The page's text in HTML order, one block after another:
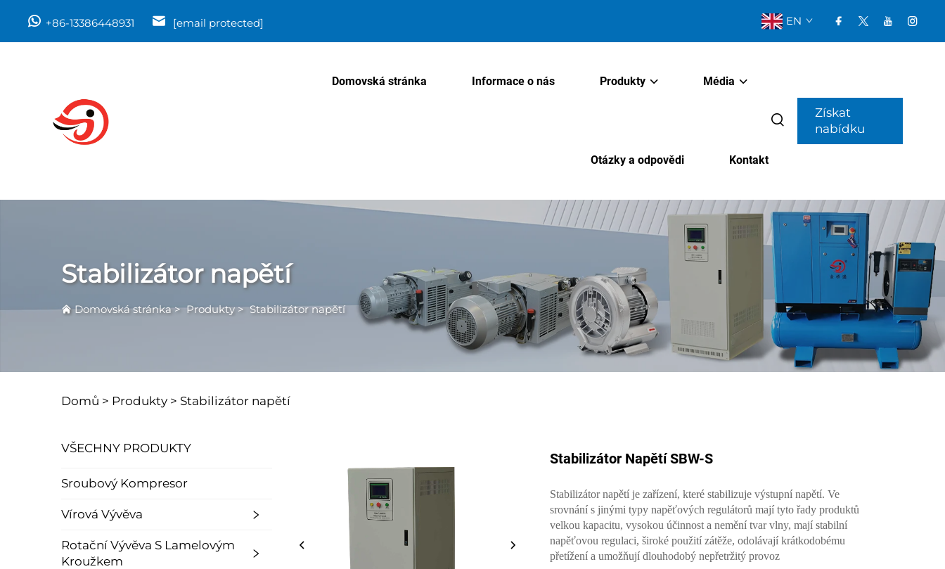
+86-13386448931 [email protected] EN
Domovská stránka Informace o nás Produkty Média
Otázky a odpovědi Kontakt
Získat
nabídku
Stabilizátor napětí
Domovská stránka>Produkty>Stabilizátor napětí
Domů > Produkty > Stabilizátor napětí
VŠECHNY PRODUKTY
Sroubový Kompresor
Vírová Vývěva
Rotační Vývěva S Lamelovým
Kroužkem
Stabilizátor Napětí SBW-S
Stabilizátor napětí je zařízení, které stabilizuje výstupní napětí. Ve
srovnání s jinými typy napěťových regulátorů mají tyto řady produktů
velkou kapacitu, vysokou účinnost a nemění tvar vlny, mají stabilní
napěťovou regulaci, široké použití zátěže, odolávají krátkodobému
přetížení a umožňují dlouhodobý nepřetržitý provoz